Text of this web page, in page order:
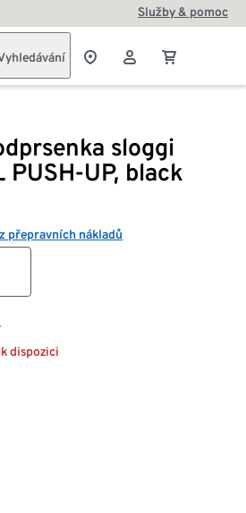
Služby & pomoc
sloggi
PUSH-UP, black
přepravních nákladů
dispozici